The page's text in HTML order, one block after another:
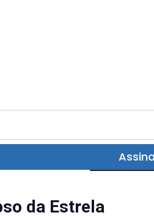
da Estrela